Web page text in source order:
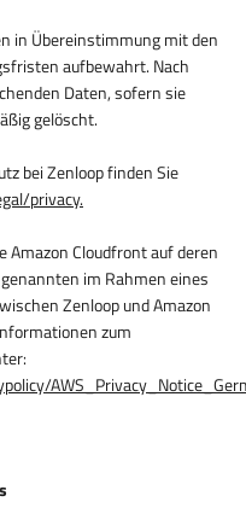
in Übereinstimmung mit den
aufbewahrt. Nach
Daten, sofern sie
gelöscht.
bei Zenloop finden Sie
privacy.
Amazon Cloudfront auf deren
im Rahmen eines
Zenloop und Amazon
zum